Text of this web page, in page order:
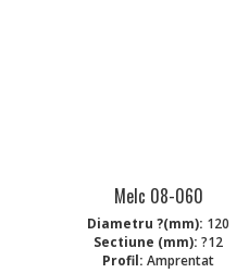
Melc 08-060
Diametru ?(mm): 120
Sectiune (mm): ?12
Profil: Amprentat